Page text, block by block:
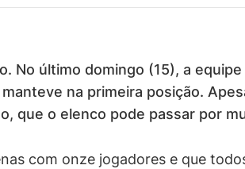
No último domingo (15), a equipe
na primeira posição.
que o elenco pode passar por
com onze jogadores e que